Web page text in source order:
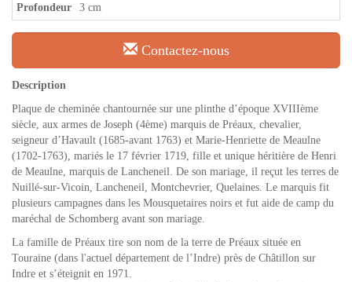
Profondeur 3 cm
Contactez-nous
Description
Plaque de cheminée chantournée sur une plinthe d’époque XVIIIème
siècle, aux armes de Joseph (4ème) marquis de Préaux, chevalier,
seigneur d’Havault (1685-avant 1763) et Marie-Henriette de Meaulne
(1702-1763), mariés le 17 février 1719, fille et unique héritière de Henri
de Meaulne, marquis de Lancheneil. De son mariage, il reçut les terres de
Nuillé-sur-Vicoin, Lancheneil, Montchevrier, Quelaines. Le marquis fit
plusieurs campagnes dans les Mousquetaires noirs et fut aide de camp du
maréchal de Schomberg avant son mariage.
La famille de Préaux tire son nom de la terre de Préaux située en
Touraine (dans l'actuel département de l’Indre) près de Châtillon sur
Indre et s’éteignit en 1971.